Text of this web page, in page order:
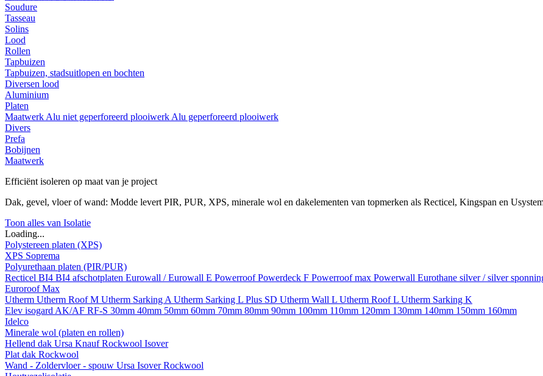
Soudure
Tasseau
Solins
Lood
Rollen
Tapbuizen
Tapbuizen, stadsuitlopen en bochten
Diversen lood
Aluminium
Platen
Maatwerk Alu niet geperforeerd plooiwerk Alu geperforeerd plooiwerk
Divers
Prefa
Bobijnen
Maatwerk
Efficiënt isoleren op maat van je project
Dak, gevel, vloer of wand: Modde levert PIR, PUR, XPS, minerale wol en dakelementen van topmerken als Recticel, Kingspan en
Toon alles van Isolatie
Loading...
Polystereen platen (XPS)
XPS Soprema
Polyurethaan platen (PIR/PUR)
Recticel BI4 BI4 afschotplaten Eurowall / Eurowall E PowerroofPowerdeck F Powerroof max Powerwall Eurothane silver / silver
Euroroof Max
Utherm Utherm Roof M Utherm Sarking A Utherm Sarking L Plus SD Utherm Wall L Utherm Roof L Utherm Sarking K
Elev isogard AK/AF RF-S 30mm 40mm 50mm 60mm 70mm 80mm 90mm 100mm 110mm 120mm 130mm 140mm 150mm 160mm
Idelco
Minerale wol (platen en rollen)
Hellend dak Ursa KnaufRockwool Isover
Plat dak Rockwool
Wand - Zoldervloer - spouw Ursa IsoverRockwool